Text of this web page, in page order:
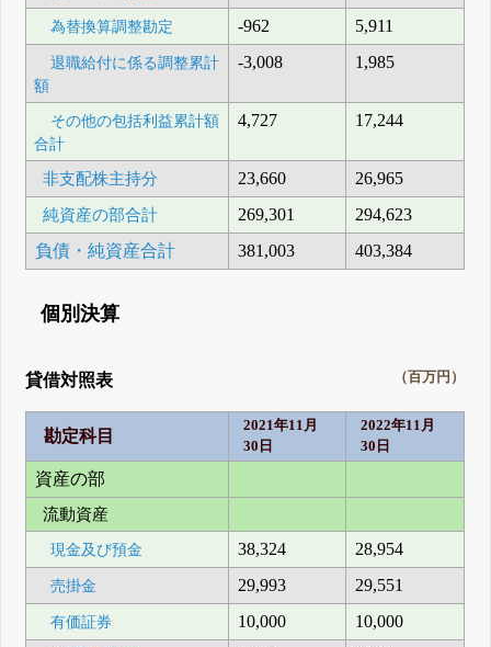
為替換算調整勘定 -962 5,911
退職給付に係る調整累計
額
-3,008 1,985
その他の包括利益累計額
合計
4,727 17,244
非支配株主持分 23,660
26,965
純資産の部合計
269,301
294,623
負債・純資産合計
381,003 403,384
個別決算
貸借対照表 （百万円）
勘定科目
2021年11月
30日
2022年11月
30日
資産の部
流動資産
現金及び預金 38,324 28,954
売掛金 29,993 29,551
有価証券 10,000 10,000